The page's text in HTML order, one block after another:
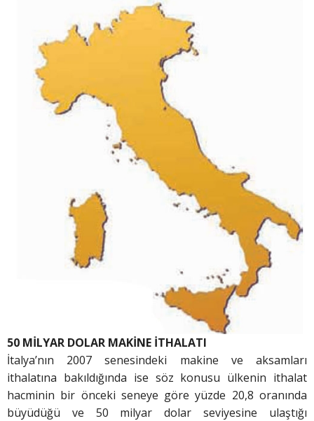
50 MİLYAR DOLAR MAKİNE İTHALATI
İtalya’nın 2007 senesindeki makine ve aksamları
ithalatına bakıldığında ise söz konusu ülkenin ithalat
hacminin bir önceki seneye göre yüzde 20,8 oranında
büyüdüğü ve 50 milyar dolar seviyesine ulaştığı